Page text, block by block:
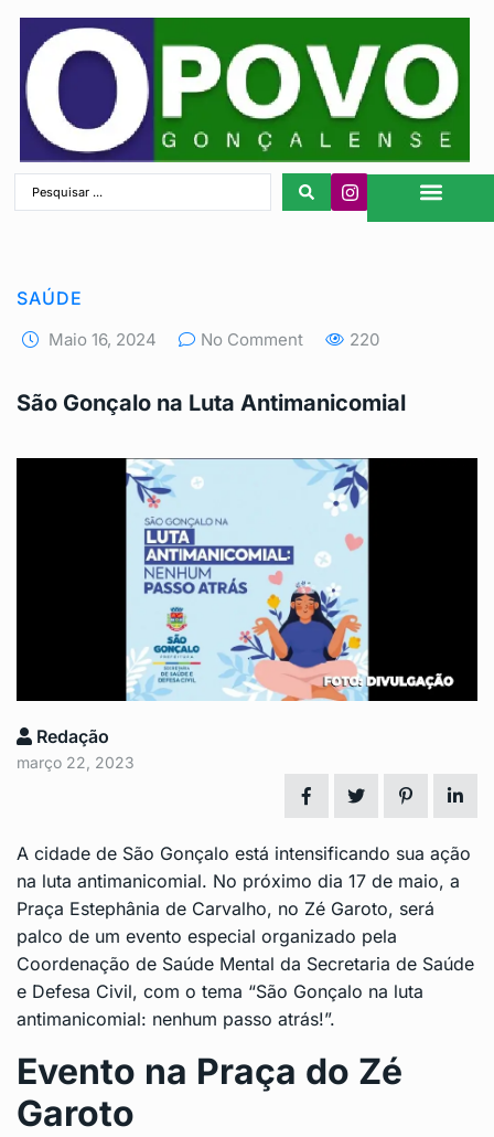
SAÚDE
Maio 16, 2024 No Comment 220
São Gonçalo na Luta Antimanicomial
Redação
março 22, 2023
A cidade de São Gonçalo está intensificando sua ação
na luta antimanicomial. No próximo dia 17 de maio, a
Praça Estephânia de Carvalho, no Zé Garoto, será
palco de um evento especial organizado pela
Coordenação de Saúde Mental da Secretaria de Saúde
e Defesa Civil, com o tema “São Gonçalo na luta
antimanicomial: nenhum passo atrás!”.
Evento na Praça do Zé
Garoto